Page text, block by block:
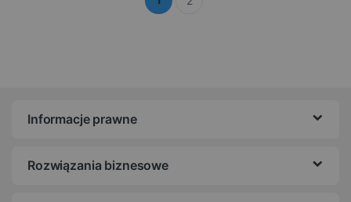
Informacje prawne
Rozwiązania biznesowe